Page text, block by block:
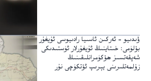
ۋىدىيو – ئەركىن ئاسىيا رادىيوسى ئۇيغۇر
بۆلۈمى: خىتاينىڭ ئۇيغۇرلار ئۈستىدىكى
شەپقەتسىز ھۆكۈمرانلىقىنىڭ
زۇلمەتلىرىنى يېرىپ ئۆتكۈچى نۇر